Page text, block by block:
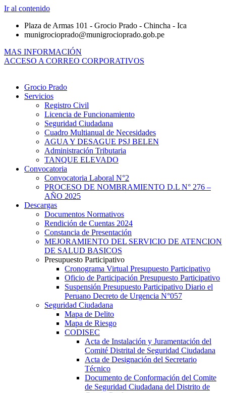
Ir al contenido
Plaza de Armas 101 - Grocio Prado - Chincha - Ica
munigrocioprado@munigrocioprado.gob.pe
MAS INFORMACIÓN
ACCESO A CORREO CORPORATIVOS
Grocio Prado
Servicios
Registro Civil
Licencia de Funcionamiento
Seguridad Ciudadana
Cuadro Multianual de Necesidades
AGUA Y DESAGUE PSJ BELEN
Administración Tributaria
TANQUE ELEVADO
Convocatoria
Convocatoria Laboral N°2
PROCESO DE NOMBRAMIENTO D.L N° 276 –
AÑO 2025
Descargas
Documentos Normativos
Rendición de Cuentas 2024
Constancia de Presentación
MEJORAMIENTO DEL SERVICIO DE ATENCION
DE SALUD BASICOS
Presupuesto Participativo
Cronograma Virtual Presupuesto Participativo
Oficio de Participación Presupuesto Participativo
Suspensión Presupuesto Participativo Diario el
Peruano Decreto de Urgencia N°057
Seguridad Ciudadana
Mapa de Delito
Mapa de Riesgo
CODISEC
Acta de Instalación y Juramentación del
Comité Distrital de Seguridad Ciudadana
Acta de Designación del Secretario
Técnico
Documento de Conformación del Comite
de Seguridad Ciudadana del Distrito de